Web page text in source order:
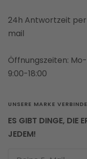
24h Antwortzeit
mail
Öffnungszeiten:
9:00-18:00
UNSERE MARKE
ES GIBT DINGE, DIE
JEDEM!